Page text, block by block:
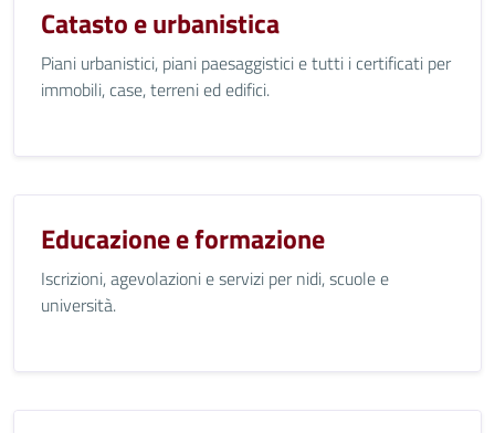
Catasto e urbanistica
Piani urbanistici, piani paesaggistici e tutti i certificati per
immobili, case, terreni ed edifici.
Educazione e formazione
Iscrizioni, agevolazioni e servizi per nidi, scuole e
università.